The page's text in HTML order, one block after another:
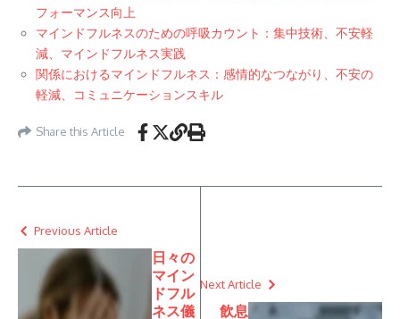
フォーマンス向上
マインドフルネスのための呼吸カウント：集中技術、不安軽
減、マインドフルネス実践
関係におけるマインドフルネス：感情的なつながり、不安の
軽減、コミュニケーションスキル
Share this Article
Previous Article
日々の
マイン
ドフル
ネス儀
Next Article
飲息